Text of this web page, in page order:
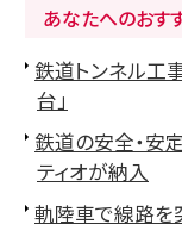
あなたへのおす
鉄道トンネル工
台」
鉄道の安全・安
ティオが納入
軌陸車で線路を